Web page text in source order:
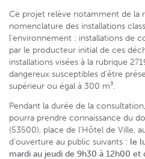
Ce projet relève notamment de la
nomenclature des installations
l’environnement : installations de
par le producteur initial de ces
installations visées à la rubrique
dangereux susceptibles d’être
supérieur ou égal à 300 m³.
Pendant la durée de la
pourra prendre connaissance du
(53500), place de l’Hôtel de Ville,
d’ouverture au public suivants : le
mardi au jeudi de 9h30 à 12h00